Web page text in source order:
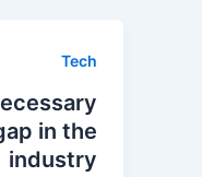
Tech
in the
industry